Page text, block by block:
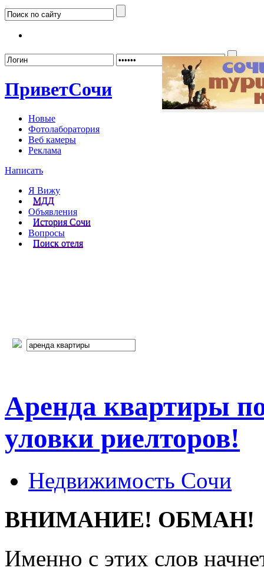
ПриветСочи
Новые
Фотолаборатория
Веб камеры
Реклама
Написать
Я Вижу
МДД
Объявления
История Сочи
Вопросы
Поиск отеля
Аренда квартиры
уловки риелторов!
Недвижимость Сочи
ВНИМАНИЕ! ОБМАН!
Именно с этих слов